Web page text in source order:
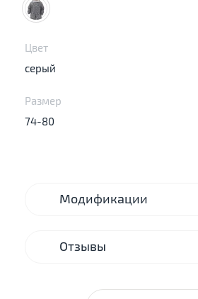
Цвет
серый
Размер
74-80
Модификации
Отзывы